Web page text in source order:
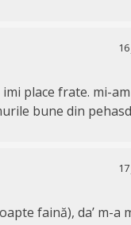
place frate. mi-
bune din
faină), da’ m-a